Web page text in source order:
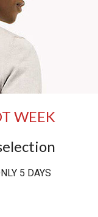
WEEK
5 DAYS